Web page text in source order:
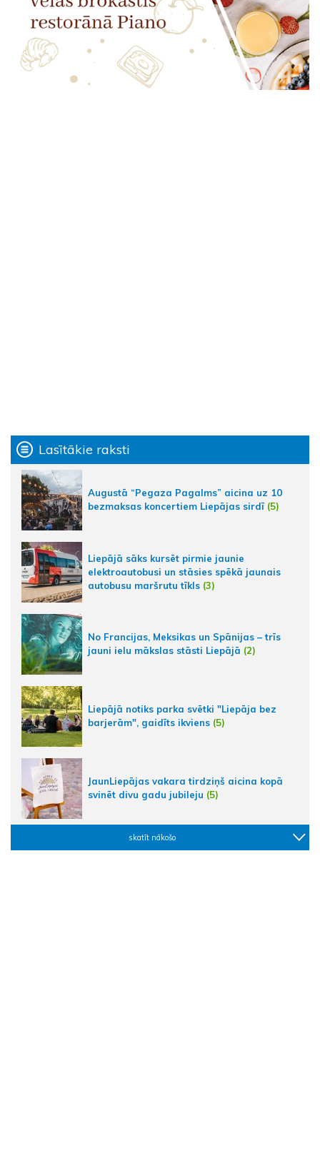
Lasītākie raksti
Augustā “Pegaza Pagalms” aicina uz 10
bezmaksas koncertiem Liepājas sirdī (5)
Liepājā sāks kursēt pirmie jaunie
elektroautobusi un stāsies spēkā jaunais
autobusu maršrutu tīkls (3)
No Francijas, Meksikas un Spānijas – trīs
jauni ielu mākslas stāsti Liepājā (2)
Liepājā notiks parka svētki "Liepāja bez
barjerām", gaidīts ikviens (5)
JaunLiepājas vakara tirdziņš aicina kopā
svinēt divu gadu jubileju (5)
skatīt nākošo